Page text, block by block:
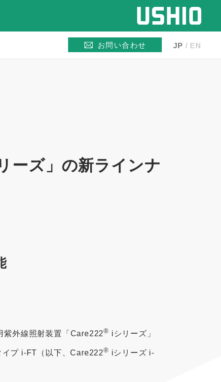
お問い合わせ JP EN
ーズ」の新ラインナ
紫外線照射装置「Care222® iシリーズ」
プ i-FT（以下、Care222® iシリーズ i-